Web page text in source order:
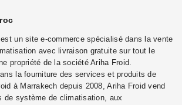
un site e-commerce spécialisé dans la vente
avec livraison gratuite sur tout le
propriété de la société Ariha Froid.
la fourniture des services et produits de
à Marrakech depuis 2008, Ariha Froid vend
de système de climatisation, aux